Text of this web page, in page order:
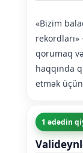
«Bizim
qorumaq
haqqında
etmək
1 ədədin